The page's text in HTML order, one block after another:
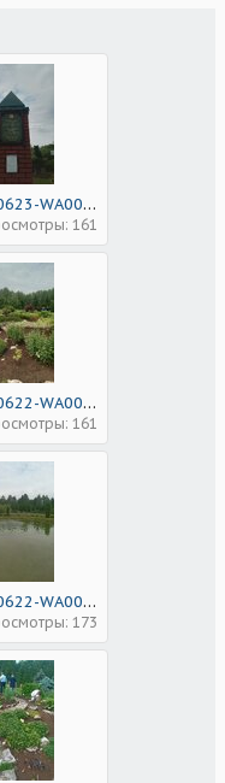
IMG-20250623-WA0055.jpg
161
IMG-20250622-WA0031.jpg
161
IMG-20250622-WA0034.jpg
173